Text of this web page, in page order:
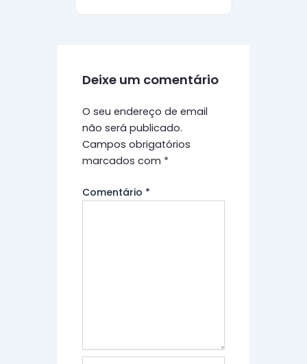
Deixe um comentário
O seu endereço de email
não será publicado.
Campos obrigatórios
marcados com *
Comentário *